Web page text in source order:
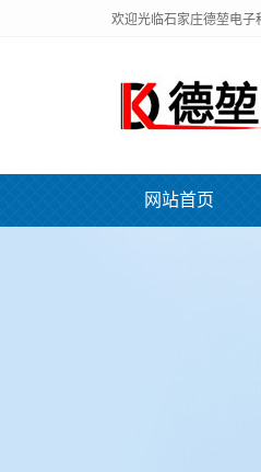
欢迎光临石家庄德堃电子
网站首页